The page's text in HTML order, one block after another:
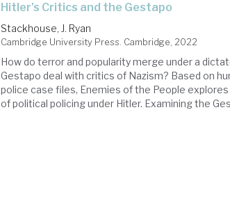
Hitler's Critics and the Gestapo
Stackhouse, J. Ryan
Cambridge University Press. Cambridge, 2022
How do terror and popularity merge under a
Gestapo deal with critics of Nazism? Based on
police case files, Enemies of the People
of political policing under Hitler. Examining the